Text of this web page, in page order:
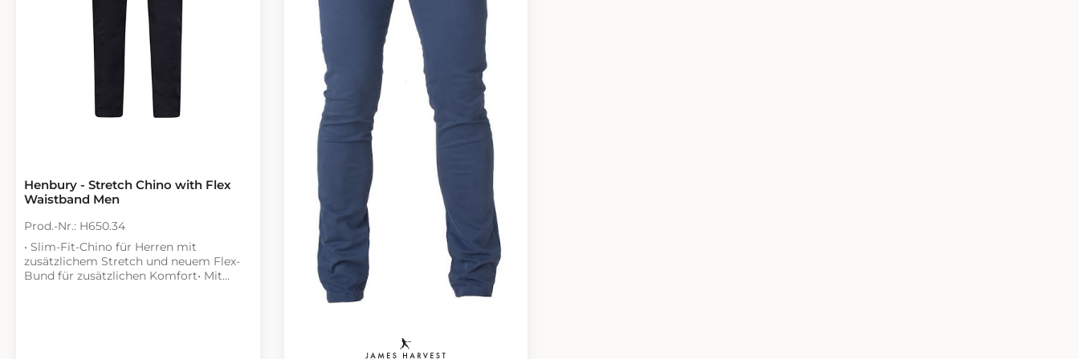
Handhabung und einen perfekten Sitz.
Setzen Sie auf zeitlose Eleganz und
Funktionalität mit den Asquith & Fox
Lightweight Chinos – Ihr neuer
Lieblingsbegleiter für jede Gelegenheit!
Henbury - Stretch Chino with Flex
Waistband Men
Prod.-Nr.: H650.34
• Slim-Fit-Chino für Herren mit
zusätzlichem Stretch und neuem Flex-
Bund für zusätzlichen Komfort• Mit